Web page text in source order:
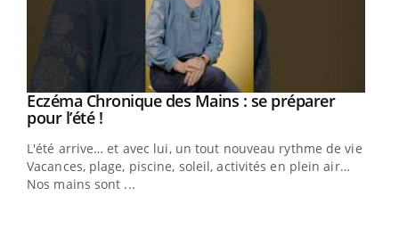
Youtube
Eczéma Chronique des Mains : se préparer
pour l’été !Youtube
L'été arrive… et avec lui, un tout nouveau rythme de vie !
Vacances, plage, piscine, soleil, activités en plein air…
Nos mains sont ...
Youtube
Diabète & Ramadan 2026Youtube
Le Ramadan approche, et, pour de nombreuses
personnes atteintes de diabète, c'est une période de
questions, de défis, mais ...